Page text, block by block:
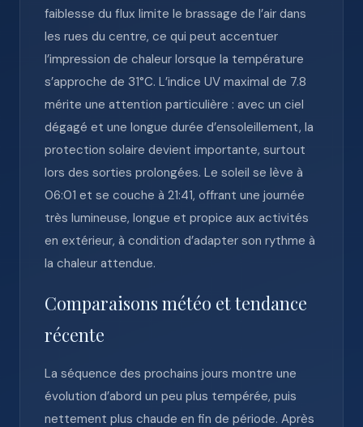
faiblesse du flux limite le brassage de l’air dans
les rues du centre, ce qui peut accentuer
l’impression de chaleur lorsque la température
s’approche de 31°C. L’indice UV maximal de 7.8
mérite une attention particulière : avec un ciel
dégagé et une longue durée d’ensoleillement, la
protection solaire devient importante, surtout
lors des sorties prolongées. Le soleil se lève à
06:01 et se couche à 21:41, offrant une journée
très lumineuse, longue et propice aux activités
en extérieur, à condition d’adapter son rythme à
la chaleur attendue.
Comparaisons météo et tendance
récente
La séquence des prochains jours montre une
évolution d’abord un peu plus tempérée, puis
nettement plus chaude en fin de période. Après